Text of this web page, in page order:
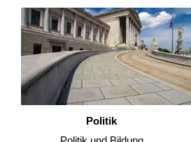
Politik